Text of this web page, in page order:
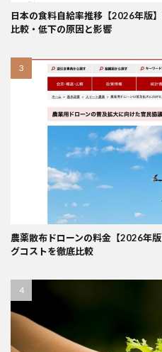
日本の食料自給率推移【2026年版
比較・低下の原因と影響
農薬散布ドローンの料金【2026年
グコストを徹底比較